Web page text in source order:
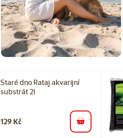
Staré dno Rataj akvarijní
substrát 2l
129 Kč do košíku